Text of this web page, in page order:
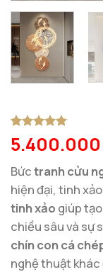
5trên 5
dựa trên
1
5.400.000
Bứctranh cửu
hiện đại, tinh
tinh xảo giúp
chiều sâu và sự
chín con cá
nghệ thuật